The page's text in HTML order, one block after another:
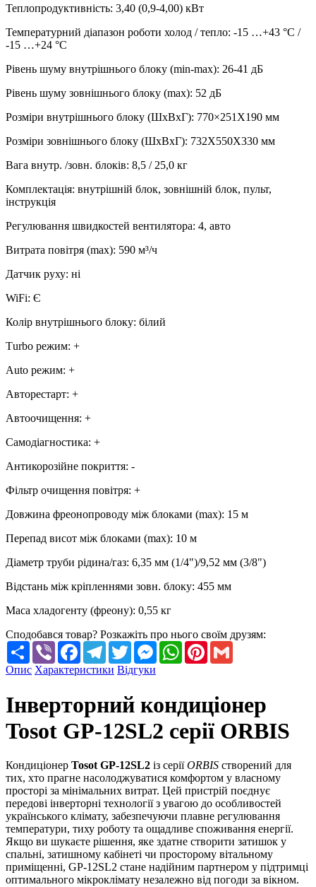
Теплопродуктивність: 3,40 (0,9-4,00) кВт
Температурний діапазон роботи холод / тепло: -15 …+43 °С /
-15 …+24 °С
Рівень шуму внутрішнього блоку (min-max): 26-41 дБ
Рівень шуму зовнішнього блоку (max): 52 дБ
Розміри внутрішнього блоку (ШхВхГ): 770×251X190 мм
Розміри зовнішнього блоку (ШхВхГ): 732X550X330 мм
Вага внутр. /зовн. блоків: 8,5 / 25,0 кг
Комплектація: внутрішній блок, зовнішній блок, пульт,
інструкція
Регулювання швидкостей вентилятора: 4, авто
Витрата повітря (max): 590 м³/ч
Датчик руху: ні
WiFi: Є
Колір внутрішнього блоку: білий
Тurbo режим: +
Аuto режим: +
Авторестарт: +
Автоочищення: +
Самодіагностика: +
Антикорозійне покриття: -
Фільтр очищення повітря: +
Довжина фреонопроводу між блоками (max): 15 м
Перепад висот між блоками (max): 10 м
Діаметр труби рідина/газ: 6,35 мм (1/4")/9,52 мм (3/8")
Відстань між кріпленнями зовн. блоку: 455 мм
Маса хладогенту (фреону): 0,55 кг
Сподобався товар? Розкажіть про нього своїм друзям:
Share Viber FacebookTelegramTwitterMessengerWhatsApp
Pinterest
Опис Характеристики Відгуки
Інверторний кондиціонер
Tosot GP-12SL2 серії ORBIS
Кондиціонер Tosot GP-12SL2 із серіїORBIS створений для
тих, хто прагне насолоджуватися комфортом у власному
просторі за мінімальних витрат. Цей пристрій поєднує
передові інверторні технології з увагою до особливостей
українського клімату, забезпечуючи плавне регулювання
температури, тиху роботу та ощадливе споживання енергії.
Якщо ви шукаєте рішення, яке здатне створити затишок у
спальні, затишному кабінеті чи просторому вітальному
приміщенні, GP-12SL2 стане надійним партнером у підтримці
оптимального мікроклімату незалежно від погоди за вікном.